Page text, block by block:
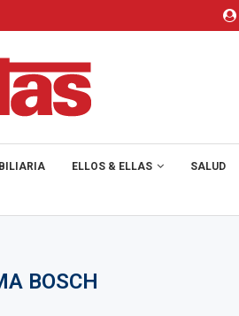
ELLOS & ELLAS SALUD
BOSCH